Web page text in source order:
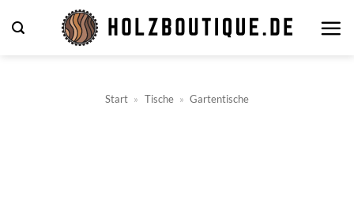
Inhalt
Start » Tische » Gartentische